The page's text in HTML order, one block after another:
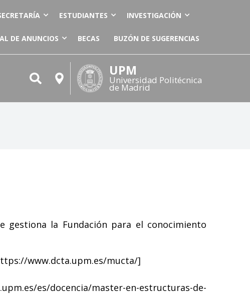
ESTUDIANTES INVESTIGACIÓN
DE ANUNCIOS BECAS BUZÓN DE SUGERENCIAS
UPM
Universidad Politécnica
de Madrid
gestiona la Fundación para el conocimiento
www.dcta.upm.es/mucta/]
es/docencia/master-en-estructuras-de-